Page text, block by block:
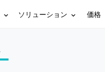
ソリューション 価格